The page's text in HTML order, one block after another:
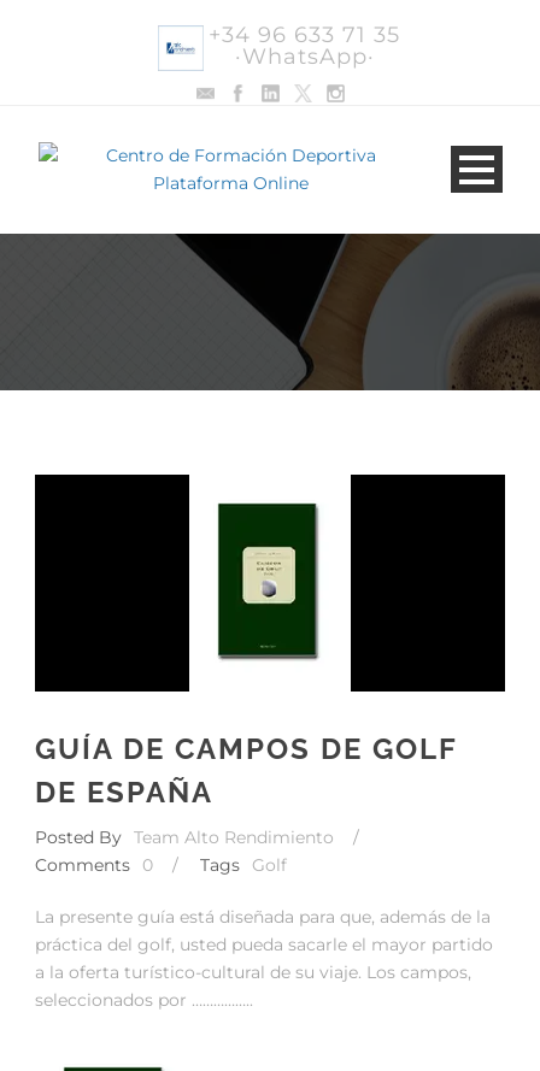
+34 96 633 71 35
·WhatsApp·
GUÍA DE CAMPOS DE GOLF
DE ESPAÑA
Posted By Team Alto Rendimiento
/
Comments
0 / Tags Golf
La presente guía está diseñada para que, además de la
práctica del golf, usted pueda sacarle el mayor partido
a la oferta turístico-cultural de su viaje. Los campos,
seleccionados por ……………..